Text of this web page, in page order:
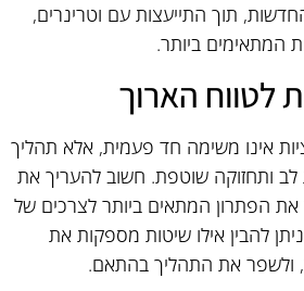
תוך התייעצות עם וטרינרים,
המתאימים ביותר.
לטווח הארוך
אינו משימה חד פעמית, אלא תהליך
ותחזוקה שוטפת. חשוב להעריך את
את הפתרון המתאים ביותר לצרכים של
להבין אילו שיטות מספקות את
ולשפר את התהליך בהתאם.